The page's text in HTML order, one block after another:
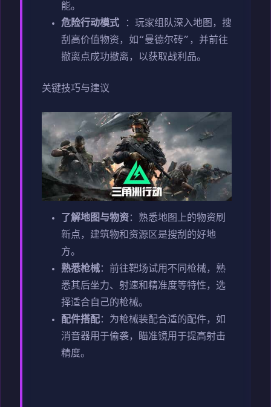
能。
危险行动模式
：玩家组队深入地图，搜
刮高价值物资，如“曼德尔砖”，并前往
撤离点成功撤离，以获取战利品。
关键技巧与建议
了解地图与物资：熟悉地图上的物资刷
新点，建筑物和资源区是搜刮的好地
方。
熟悉枪械：前往靶场试用不同枪械，熟
悉其后坐力、射速和精准度等特性，选
择适合自己的枪械。
配件搭配：为枪械装配合适的配件，如
消音器用于偷袭，瞄准镜用于提高射击
精度。